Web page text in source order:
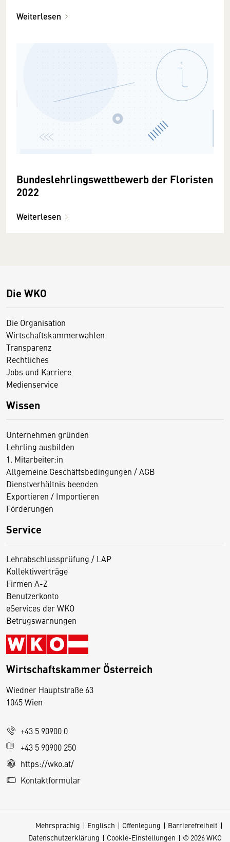
Weiterlesen
Bundeslehrlingswettbewerb der Floristen
2022
Weiterlesen
Die WKO
Die Organisation
Wirtschaftskammerwahlen
Transparenz
Rechtliches
Jobs und Karriere
Medienservice
Wissen
Unternehmen gründen
Lehrling ausbilden
1. Mitarbeiter:in
Allgemeine Geschäftsbedingungen / AGB
Dienstverhältnis beenden
Exportieren / Importieren
Förderungen
Service
Lehrabschlussprüfung / LAP
Kollektivverträge
Firmen A-Z
Benutzerkonto
eServices der WKO
Betrugswarnungen
Wirtschaftskammer Österreich
Wiedner Hauptstraße 63
1045 Wien
+43 5 90900 0
+43 5 90900 250
https://wko.at/
Kontaktformular
Mehrsprachig Englisch Offenlegung
Barrierefreiheit
Datenschutzerklärung
Cookie-Einstellungen © 2026 WKO
D
s
e
S
e